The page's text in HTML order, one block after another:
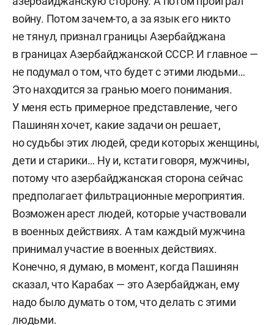
войну. Потом зачем-то, а за язык его никто
не тянул, признал границы Азербайджана
в границах Азербайджанской СССР. И главное —
не подумал о том, что будет с этими людьми…
Это находится за гранью моего понимания.
У меня есть примерное представление, чего
Пашинян хочет, какие задачи он решает,
но судьбы этих людей, среди которых женщины,
дети и старики… Ну и, кстати говоря, мужчины,
потому что азербайджанская сторона сейчас
предполагает фильтрационные мероприятия.
Возможен арест людей, которые участвовали
в военных действиях. А там каждый мужчина
принимал участие в военных действиях.
Конечно, я думаю, в момент, когда Пашинян
сказал, что Карабах — это Азербайджан, ему
надо было думать о том, что делать с этими
людьми.